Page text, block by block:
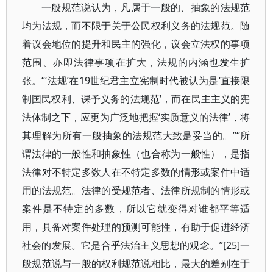
一般规范说认为，凡属于一般的、抽象的法规范
均为法规，而不限于关于公民权利义务的法规范。随
着议会地位的提升和民主的强化，议会立法权的事项
范围、亦即法律事项在扩大，法规的内涵也发生扩
张。“‘法规’在19世纪君主立宪制时代被认为是‘直接限
制国民权利、课予义务的法规范’，而在民主主义的宪
法体制之下，应更为广泛地把握‘实质意义的法律’，将
其理解为所有一般抽象的法规范大致是妥当的。”“所
谓法律的一般性和抽象性（也合称为一般性），是指
法律对不特定多数人在不特定多数的情形或案件中适
用的法规范。法律的受规范者、法律所规制的情形或
案件是不特定的多数，所以它就变得对谁都平等适
用，具备对案件处理的预测可能性，有助于促进经济
社会的发展。它是合乎法治主义思想的观念。”[25]一
般规范说与一般的权利规范说相比，最大的差别在于